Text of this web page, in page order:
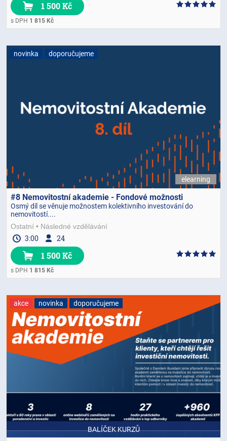
1 500 Kč
s DPH 1 815 Kč
novinka doporučujeme
elearning
#8 Nemovitostní akademie - Fondové možnosti
Osmý díl se věnuje možnostem kolektivního investování do
nemovitostí....
Ostatní
Následné vzdělávání
3:00 24
1 500 Kč
s DPH 1 815 Kč
akce novinka doporučujeme
BALÍČEK KURZŮ